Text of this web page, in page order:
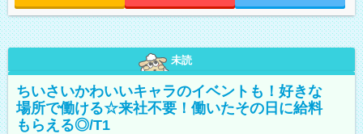
未読
ちいさいかわいいキャラのイベントも！好きな
場所で働ける☆来社不要！働いたその日に給料
もらえる◎/T1